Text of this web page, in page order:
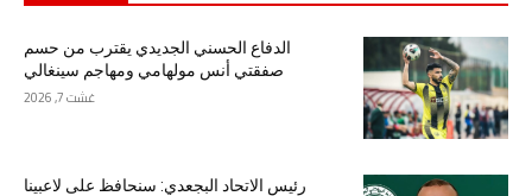
الدفاع الحسني الجديدي يقترب من حسم
صفقتي أنس مولهامي ومهاجم سينغالي
غشت 7, 2026
رئيس الاتحاد البجعدي: سنحافظ على لاعبينا